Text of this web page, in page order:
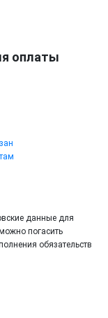
оплаты
данные для
погасить
обязательств